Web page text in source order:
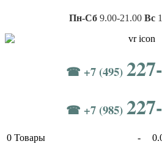
Пн-Сб 9.00-21.00 Вс
☎ +7 (495)
☎ +7 (985)
0 Товары -